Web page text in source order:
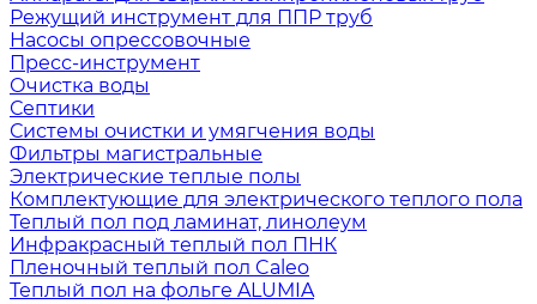
Режущий инструмент для ППР труб
Насосы опрессовочные
Пресс-инструмент
Очистка воды
Септики
Системы очистки и умягчения воды
Фильтры магистральные
Электрические теплые полы
Комплектующие для электрического теплого пола
Теплый пол под ламинат, линолеум
Инфракрасный теплый пол ПНК
Пленочный теплый пол Caleo
Теплый пол на фольге ALUMIA